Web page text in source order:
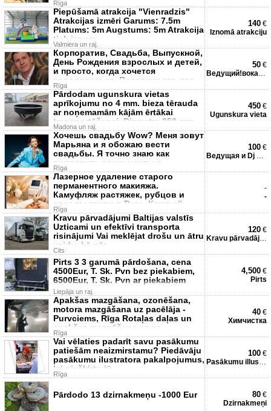
фот
Rīga
Piepūšamā atrakcija "Vienradzis"
Atrakcijas izmēri Garums: 7.5m
Platums: 5m Augstums: 5m Atrakcija
tiek iznom
Valmiera un raj.
140 €
Iznomā atrakciju
Корпоратив, Свадьба, Выпускной,
День Рождения взрослых и детей,
и просто, когда хочется
порадоваться. Праздник это дар
Rīga
50 €
Ведущий!вокалист!музык а!
Pārdodam ugunskura vietas
aprīkojumu no 4 mm. bieza tērauda
ar noņemamām kājām ērtākai
transportēšanai. Diametrs 950 mm
Madona un raj.
450 €
Ugunskura vieta
Хочешь свадьбу Wow? Меня зовут
Марьяна и я обожаю вести
свадьбы. Я точно знаю как
воплотить ваши мечты в
реальност
Rīga
100 €
Ведущая и Dj на свадьбу
Лазерное удаление старого
перманентного макияжа.
Камуфляж растяжек, рубцов и
ареолы груди в Риге. Каждый
день мн
Rīga
-
-
Kravu pārvadājumi Baltijas valstīs
Uzticami un efektīvi transporta
risinājumi Vai meklējat drošu un ātru
veidu, kā pār
Cits
120 €
Kravu pārvadājumi
Pirts 3 3 garumā pārdošana, cena
4500Eur, T. Sk. Pvn bez piekabiem,
6500Eur, T. Sk. Pvn ar piekabiem
Liepāja un raj.
4,500 €
Pirts
Apakšas mazgāšana, ozonēšana,
motora mazgāšana uz pacēlāja -
Purvciems, Rīgа Rotaļas daļas un
apakšas mazgāšana uz pa
Rīga
40 €
Химчистка
Vai vēlaties padarīt savu pasākumu
patiešām neaizmirstamu? Piedāvāju
pasākumu ilustratora pakalpojumus,
lai piešķirtu jū
Rīga
100 €
Pasākumu illustratore
Pārdodo 13 dzirnakmeņu -1000 Eur 80 €
Dzirnakmeņi